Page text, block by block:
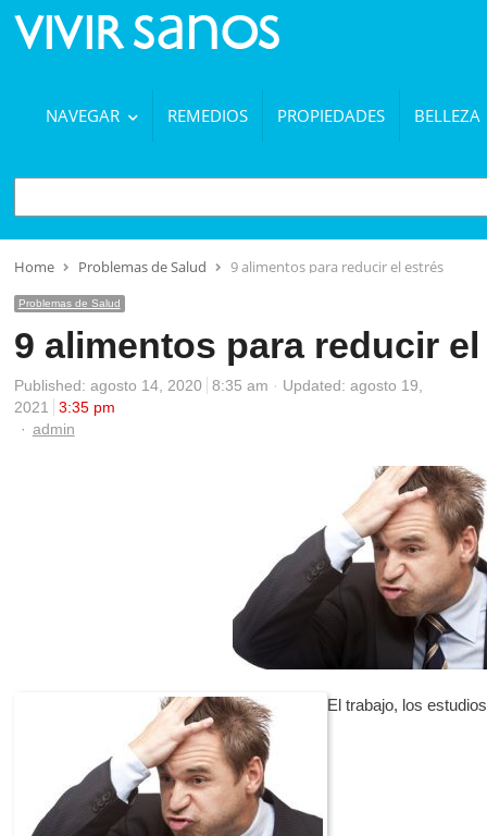
NAVEGAR REMEDIOS PROPIEDADES BELLEZA
BUSCAR
Home Problemas de Salud 9 alimentos para reducir el estrés
Problemas de Salud
9 alimentos para reducir
Published: agosto 14, 2020 8:35 am
Updated: agosto 19,
2021
3:35 pm
Author
admin
El trabajo, los